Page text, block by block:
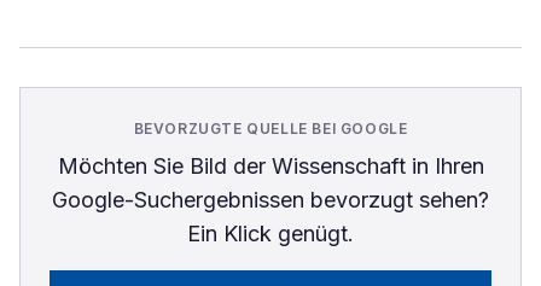
BEVORZUGTE QUELLE BEI GOOGLE
Möchten Sie Bild der Wissenschaftin Ihren
Google-Suchergebnissen bevorzugt sehen?
Ein Klick genügt.